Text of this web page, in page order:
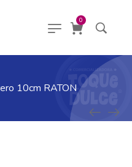
0
10cm RATON